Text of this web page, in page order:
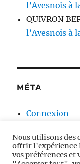
l’Avesnois à
QUIVRON
l’Avesnois à
MÉTA
Connexion
Flux des
Site de
Nous utilisons des
offrir l'expérience
vos préférences et